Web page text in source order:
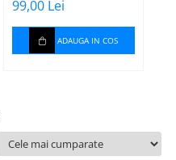
99,00 Lei
ADAUGA IN COS